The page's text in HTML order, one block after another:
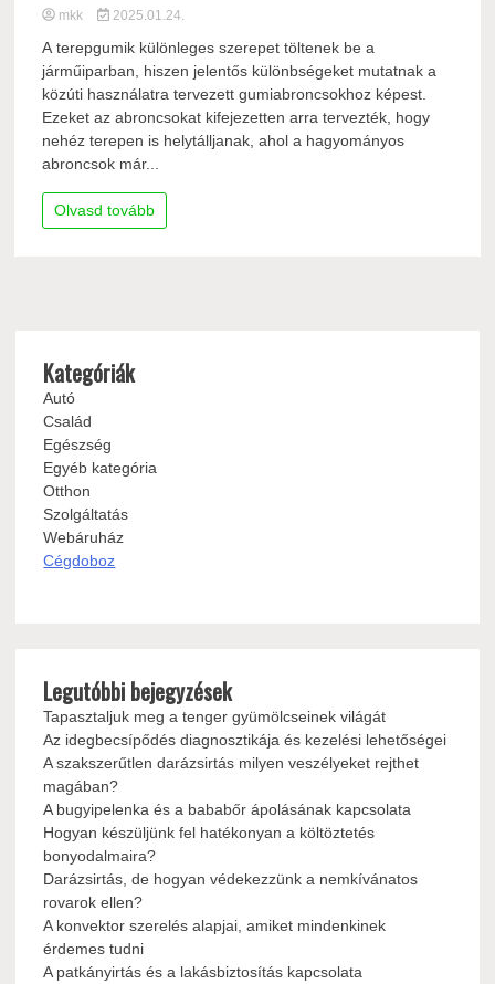
mkk 2025.01.24.
A terepgumik különleges szerepet töltenek be a
járműiparban, hiszen jelentős különbségeket mutatnak a
közúti használatra tervezett gumiabroncsokhoz képest.
Ezeket az abroncsokat kifejezetten arra tervezték, hogy
nehéz terepen is helytálljanak, ahol a hagyományos
abroncsok már...
Olvasd tovább
Kategóriák
Autó
Család
Egészség
Egyéb kategória
Otthon
Szolgáltatás
Webáruház
Cégdoboz
Legutóbbi bejegyzések
Tapasztaljuk meg a tenger gyümölcseinek világát
Az idegbecsípődés diagnosztikája és kezelési lehetőségei
A szakszerűtlen darázsirtás milyen veszélyeket rejthet
magában?
A bugyipelenka és a bababőr ápolásának kapcsolata
Hogyan készüljünk fel hatékonyan a költöztetés
bonyodalmaira?
Darázsirtás, de hogyan védekezzünk a nemkívánatos
rovarok ellen?
A konvektor szerelés alapjai, amiket mindenkinek
érdemes tudni
A patkányirtás és a lakásbiztosítás kapcsolata